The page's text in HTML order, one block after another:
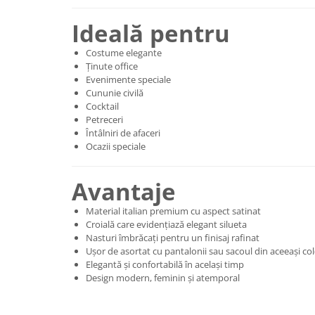
Ideală pentru
Costume elegante
Ținute office
Evenimente speciale
Cununie civilă
Cocktail
Petreceri
Întâlniri de afaceri
Ocazii speciale
Avantaje
Material italian premium cu aspect satinat
Croială care evidențiază elegant silueta
Nasturi îmbrăcați pentru un finisaj rafinat
Ușor de asortat cu pantalonii sau sacoul din aceeași
Elegantă și confortabilă în același timp
Design modern, feminin și atemporal